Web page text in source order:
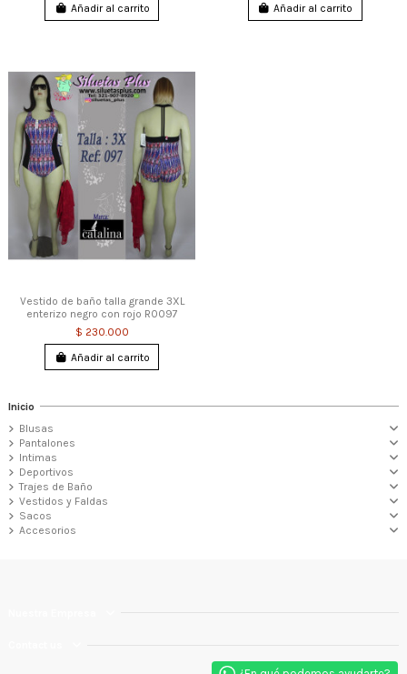
Añadir al carrito
Añadir al carrito
Vestido de baño talla grande 3XL
enterizo negro con rojo R0097
$ 230.000
Añadir al carrito
Inicio
Blusas
Pantalones
Intimas
Deportivos
Trajes de Baño
Vestidos y Faldas
Sacos
Accesorios